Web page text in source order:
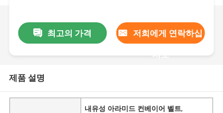
최고의 가격 저희에게 연락하십
시오
제품 설명
내유성 아라미드 컨베이어 벨트,